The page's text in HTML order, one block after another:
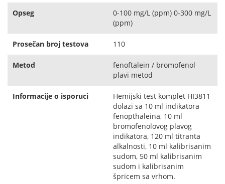
Opseg
0-100 mg/L (ppm) 0-300 mg/L
(ppm)
Prosečan broj testova 110
Metod
fenoftalein / bromofenol
plavi metod
Informacije o isporuci
Hemijski test komplet HI3811
dolazi sa 10 ml indikatora
fenopthaleina, 10 ml
bromofenolovog plavog
indikatora, 120 ml titranta
alkalnosti, 10 ml kalibrisanim
sudom, 50 ml kalibrisanim
sudom i kalibrisanim
špricem sa vrhom.